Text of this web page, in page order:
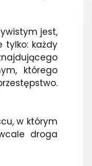
jest,
tylko: każdy
którego
w którym
droga